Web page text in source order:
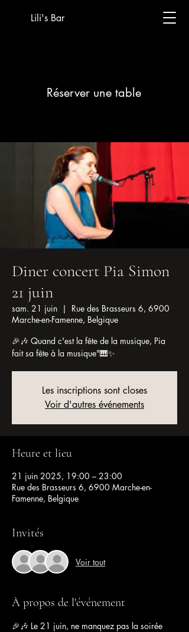
Lili's Bar
Réserver une table
Diner concert Pia Simon
21 juin
sam. 21 juin
  |
Rue des Brasseurs 6, 6900
Marche-en-Famenne, Belgique
🎉🎶 Quand c'est la fête de la musique, Pia
fait sa fête à la musique"🎹✨
Les inscriptions sont closes
Voir d'autres événements
Heure et lieu
21 juin 2025, 19:00 – 23:00
Rue des Brasseurs 6, 6900 Marche-en-
Famenne, Belgique
Invités
Voir tout
À propos de l'événement
🎉🎶 Le 21 juin, ne manquez pas la soirée